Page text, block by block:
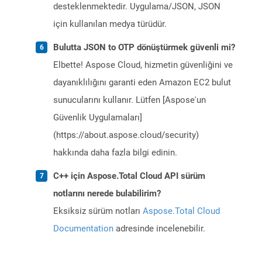
desteklenmektedir. Uygulama/JSON, JSON
için kullanılan medya türüdür.
Bulutta JSON to OTP dönüştürmek güvenli mi?
Elbette! Aspose Cloud, hizmetin güvenliğini ve
dayanıklılığını garanti eden Amazon EC2 bulut
sunucularını kullanır. Lütfen [Aspose'un
Güvenlik Uygulamaları]
(https://about.aspose.cloud/security)
hakkında daha fazla bilgi edinin.
C++ için Aspose.Total Cloud API sürüm
notlarını nerede bulabilirim?
Eksiksiz sürüm notları Aspose.Total Cloud
Documentation adresinde incelenebilir.